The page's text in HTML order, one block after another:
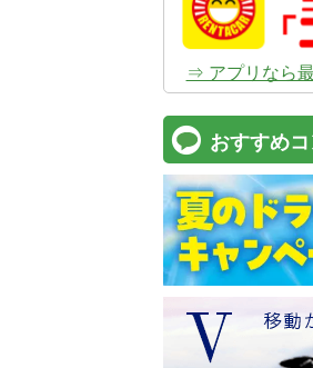
⇒ アプリなら
おすすめ